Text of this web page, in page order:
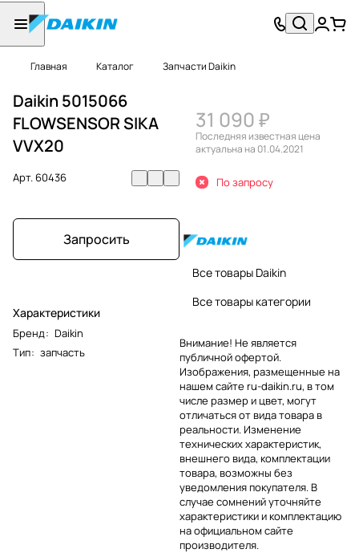
Главная Каталог Запчасти Daikin
Daikin 5015066
FLOWSENSOR SIKA
VVX20
Арт.60436
Запросить
Характеристики
Бренд: Daikin
Тип: запчасть
31 090 ₽
Последняя известная цена
актуальна на 01.04.2021
По запросу
Все товары Daikin
Все товары категории
Внимание! Не является
публичной офертой.
Изображения, размещенные на
нашем сайте ru-daikin.ru, в том
числе размер и цвет, могут
отличаться от вида товара в
реальности. Изменение
технических характеристик,
внешнего вида, комплектации
товара, возможны без
уведомления покупателя. В
случае сомнений уточняйте
характеристики и комплектацию
на официальном сайте
производителя.